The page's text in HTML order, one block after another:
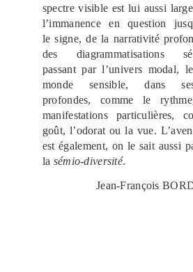
spectre visible est lui aussi
l’immanence en question
le signe, de la narrativité
des diagrammatisations
passant par l’univers modal,
monde sensible, dans
profondes, comme le
manifestations particulières,
goût, l’odorat ou la vue.
est également, on le sait aussi
la sémio-diversité.
Jean-François